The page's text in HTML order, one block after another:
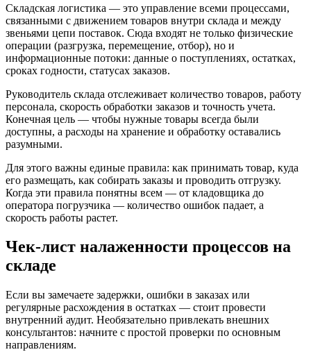
Складская логистика — это управление всеми процессами,
связанными с движением товаров внутри склада и между
звеньями цепи поставок. Сюда входят не только физические
операции (разгрузка, перемещение, отбор), но и
информационные потоки: данные о поступлениях, остатках,
сроках годности, статусах заказов.
Руководитель склада отслеживает количество товаров, работу
персонала, скорость обработки заказов и точность учета.
Конечная цель — чтобы нужные товары всегда были
доступны, а расходы на хранение и обработку оставались
разумными.
Для этого важны единые правила: как принимать товар, куда
его размещать, как собирать заказы и проводить отгрузку.
Когда эти правила понятны всем — от кладовщика до
оператора погрузчика — количество ошибок падает, а
скорость работы растет.
Чек-лист налаженности процессов на
складе
Если вы замечаете задержки, ошибки в заказах или
регулярные расхождения в остатках — стоит провести
внутренний аудит. Необязательно привлекать внешних
консультантов: начните с простой проверки по основным
направлениям.